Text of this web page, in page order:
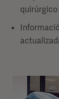
quirúrgico